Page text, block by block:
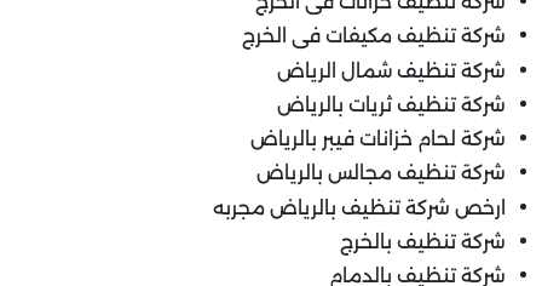
شركة تنظيف مكيفات فى الخرج
شركة تنظيف شمال الرياض
شركة تنظيف ثريات بالرياض
شركة لحام خزانات فيبر بالرياض
شركة تنظيف مجالس بالرياض
ارخص شركة تنظيف بالرياض مجربه
شركة تنظيف بالخرج
شركة تنظيف بالدمام